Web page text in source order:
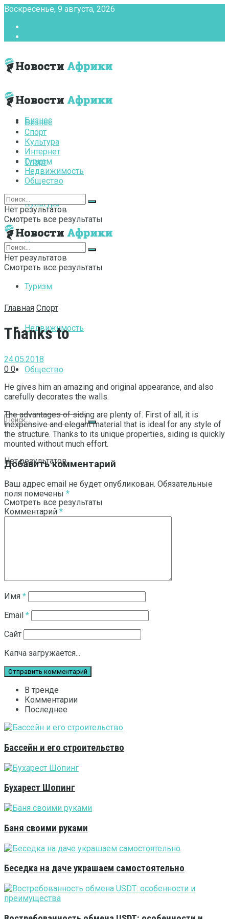
Воскресенье, 9 августа, 2026
Бизнес
Спорт
Культура
Интернет
Туризм
Недвижимость
Общество
Нет результатов
Смотреть все результаты
Бизнес
Спорт
Культура
Интернет
Туризм
Недвижимость
Общество
Нет результатов
Смотреть все результаты
Нет результатов
Смотреть все результаты
Главная Спорт
Thanks to
24.05.2018
0 0
He gives him an amazing and original appearance, and also
carefully decorates the walls.
The advantages of siding are plenty of. First of all, it is
inexpensive and elegant material that is ideal for any style of
the structure. Thanks to its unique properties, siding is quickly
mounted without much effort.
Добавить комментарий
Ваш адрес email не будет опубликован. Обязательные
поля помечены *
Комментарий *
Имя *
Email *
Сайт
Капча загружается...
В тренде
Комментарии
Последнее
Бассейн и его строительство
Бухарест Шопинг
Баня своими руками
Беседка на даче украшаем самостоятельно